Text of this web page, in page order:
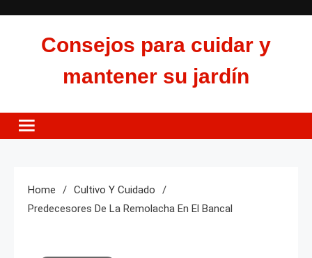
Consejos para cuidar y
mantener su jardín
Home
Cultivo Y Cuidado
Predecesores De La Remolacha En El Bancal